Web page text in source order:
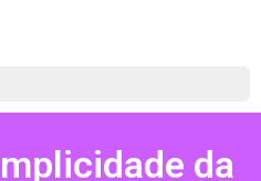
da